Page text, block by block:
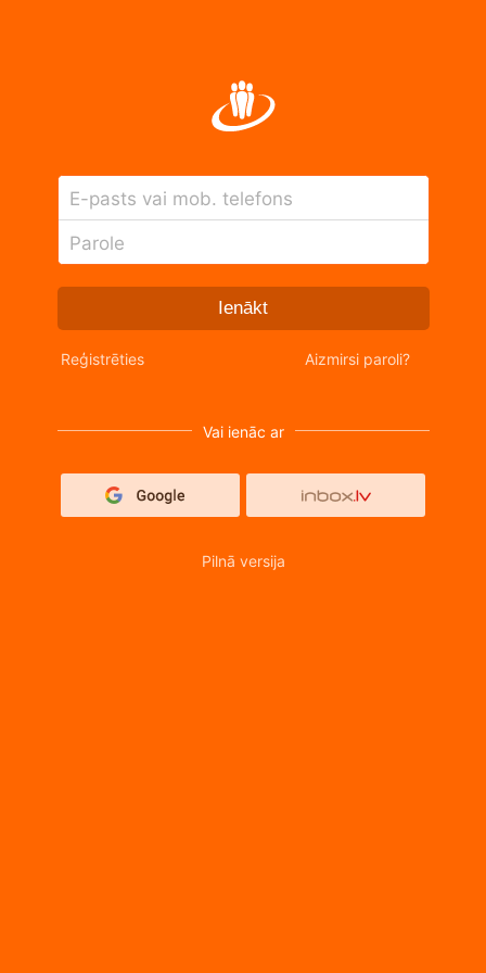
E-pasts vai mob. telefons
Parole
Ienākt
Reģistrēties Aizmirsi paroli?
Vai ienāc ar
Pilnā versija